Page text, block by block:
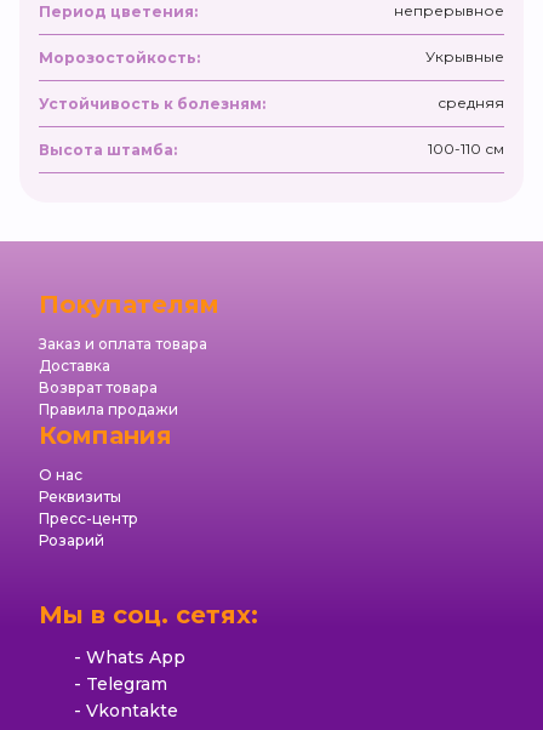
Период цветения: непрерывное
Морозостойкость: Укрывные
Устойчивость к болезням: средняя
Высота штамба: 100-110 см
Покупателям
Заказ и оплата товара
Доставка
Возврат товара
Правила продажи
Компания
О нас
Реквизиты
Пресс-центр
Розарий
Мы в соц. сетях:
Whats App
Telegram
Vkontakte